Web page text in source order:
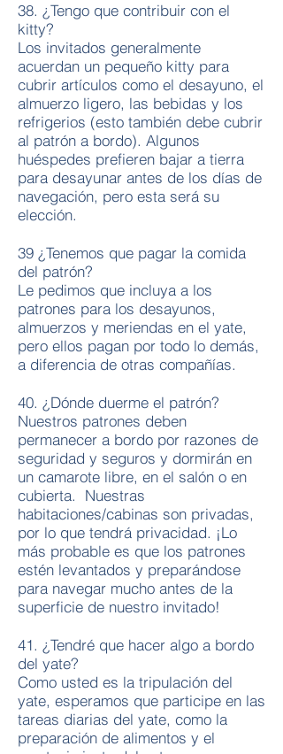
38. ¿Tengo que contribuir con el
kitty?
Los invitados generalmente
acuerdan un pequeño kitty para
cubrir artículos como el desayuno, el
almuerzo ligero, las bebidas y los
refrigerios (esto también debe cubrir
al patrón a bordo). Algunos
huéspedes prefieren bajar a tierra
para desayunar antes de los días de
navegación, pero esta será su
elección.
39 ¿Tenemos que pagar la comida
del patrón?
Le pedimos que incluya a los
patrones para los desayunos,
almuerzos y meriendas en el yate,
pero ellos pagan por todo lo demás,
a diferencia de otras compañías.
40. ¿Dónde duerme el patrón?
Nuestros patrones deben
permanecer a bordo por razones de
seguridad y seguros y dormirán en
un camarote libre, en el salón o en
cubierta. Nuestras
habitaciones/cabinas son privadas,
por lo que tendrá privacidad. ¡Lo
más probable es que los patrones
estén levantados y preparándose
para navegar mucho antes de la
superficie de nuestro invitado!
41. ¿Tendré que hacer algo a bordo
del yate?
Como usted es la tripulación del
yate, esperamos que participe en las
tareas diarias del yate, como la
preparación de alimentos y el